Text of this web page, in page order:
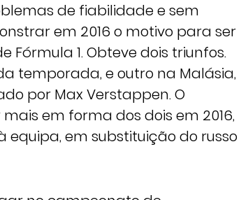
de fiabilidade e sem
em 2016 o motivo para ser
1. Obteve dois triunfos.
temporada, e outro na Malásia,
por Max Verstappen. O
em forma dos dois em 2016,
em substituição do russo